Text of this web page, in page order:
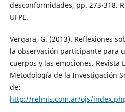
desconformidades, pp. 273-318.
UFPE.
Vergara, G. (2013). Reflexiones
la observación participante para
cuerpos y las emociones. Revista
Metodología de la Investigación
de:
http://relmis.com.ar/ojs/